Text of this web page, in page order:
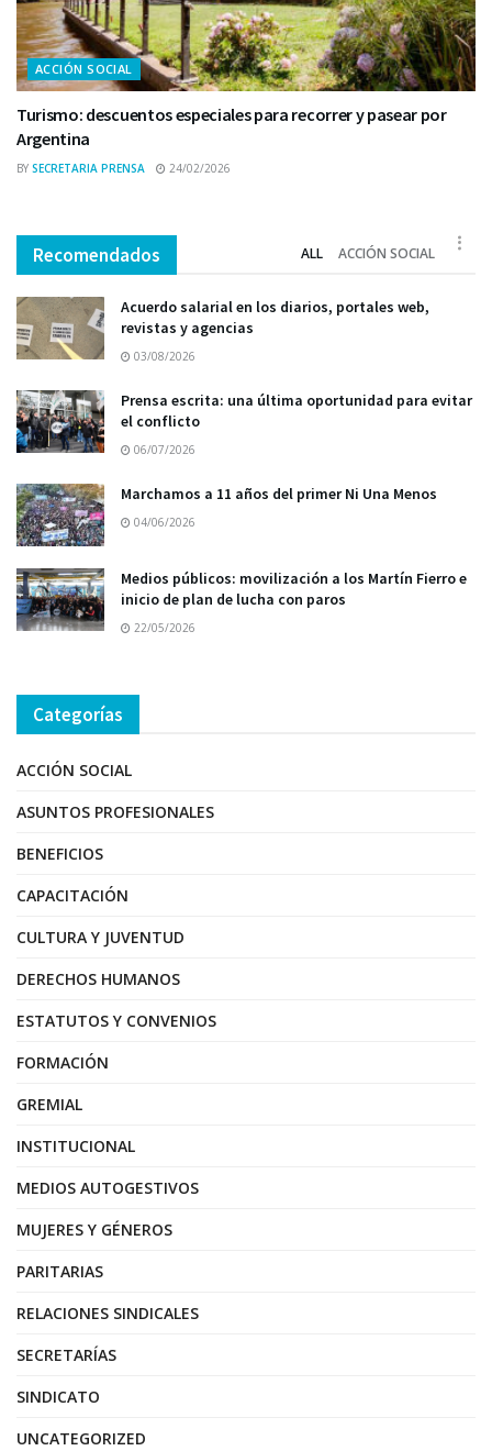
ACCIÓN SOCIAL
Turismo: descuentos especiales para recorrer y pasear por
Argentina
BY SECRETARIA PRENSA 24/02/2026
Recomendados ALL ACCIÓN SOCIAL
Acuerdo salarial en los diarios, portales web,
revistas y agencias
03/08/2026
Prensa escrita: una última oportunidad para evitar
el conflicto
06/07/2026
Marchamos a 11 años del primer Ni Una Menos
04/06/2026
Medios públicos: movilización a los Martín Fierro e
inicio de plan de lucha con paros
22/05/2026
Categorías
ACCIÓN SOCIAL
ASUNTOS PROFESIONALES
BENEFICIOS
CAPACITACIÓN
CULTURA Y JUVENTUD
DERECHOS HUMANOS
ESTATUTOS Y CONVENIOS
FORMACIÓN
GREMIAL
INSTITUCIONAL
MEDIOS AUTOGESTIVOS
MUJERES Y GÉNEROS
PARITARIAS
RELACIONES SINDICALES
SECRETARÍAS
SINDICATO
UNCATEGORIZED